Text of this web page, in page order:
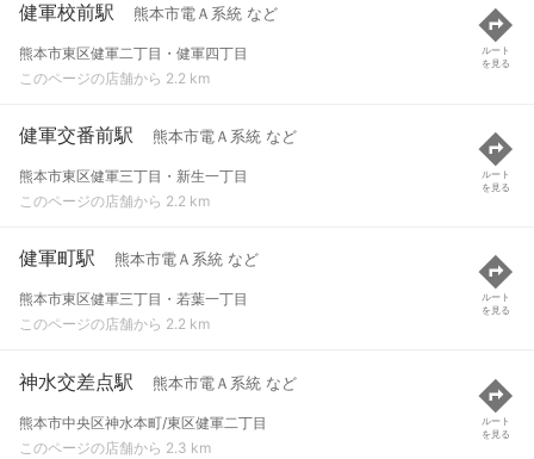
健軍校前駅 熊本市電Ａ系統 など
熊本市東区健軍二丁目・健軍四丁目
このページの店舗から 2.2 km
ルート
を見る
健軍交番前駅 熊本市電Ａ系統 など
熊本市東区健軍三丁目・新生一丁目
このページの店舗から 2.2 km
ルート
を見る
健軍町駅 熊本市電Ａ系統 など
熊本市東区健軍三丁目・若葉一丁目
このページの店舗から 2.2 km
ルート
を見る
神水交差点駅 熊本市電Ａ系統 など
熊本市中央区神水本町/東区健軍二丁目
このページの店舗から 2.3 km
ルート
を見る